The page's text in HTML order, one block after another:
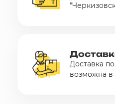
Доставка
возможна в